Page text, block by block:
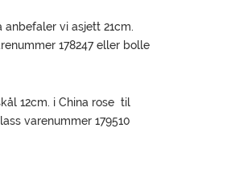
vi asjett 21cm.
178247 eller bolle
12cm. i China rose til
varenummer 179510